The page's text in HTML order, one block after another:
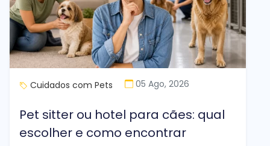
Cuidados com Pets 05 Ago, 2026
Pet sitter ou hotel para cães: qual
escolher e como encontrar